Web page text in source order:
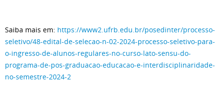
Saiba mais em: https://www2.ufrb.edu.br/posedinter/processo-
seletivo/48-edital-de-selecao-n-02-2024-processo-seletivo-para-
o-ingresso-de-alunos-regulares-no-curso-lato-sensu-do-
programa-de-pos-graduacao-educacao-e-interdisciplinaridade-
no-semestre-2024-2